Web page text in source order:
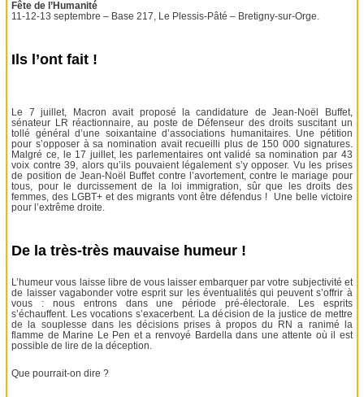
Fête de l’Humanité
11-12-13 septembre – Base 217, Le Plessis-Pâté – Bretigny-sur-Orge.
Ils l’ont fait !
Le 7 juillet, Macron avait proposé la candidature de Jean-Noël Buffet,
sénateur LR réactionnaire, au poste de Défenseur des droits suscitant un
tollé général d’une soixantaine d’associations humanitaires. Une pétition
pour s’opposer à sa nomination avait recueilli plus de 150 000 signatures.
Malgré ce, le 17 juillet, les parlementaires ont validé sa nomination par 43
voix contre 39, alors qu’ils pouvaient légalement s’y opposer. Vu les prises
de position de Jean-Noël Buffet contre l’avortement, contre le mariage pour
tous, pour le durcissement de la loi immigration, sûr que les droits des
femmes, des LGBT+ et des migrants vont être défendus ! Une belle victoire
pour l’extrême droite.
De la très-très mauvaise humeur !
L’humeur vous laisse libre de vous laisser embarquer par votre subjectivité et
de laisser vagabonder votre esprit sur les éventualités qui peuvent s’offrir à
vous : nous entrons dans une période pré-électorale. Les esprits
s’échauffent. Les vocations s’exacerbent. La décision de la justice de mettre
de la souplesse dans les décisions prises à propos du RN a ranimé la
flamme de Marine Le Pen et a renvoyé Bardella dans une attente où il est
possible de lire de la déception.
Que pourrait-on dire ?